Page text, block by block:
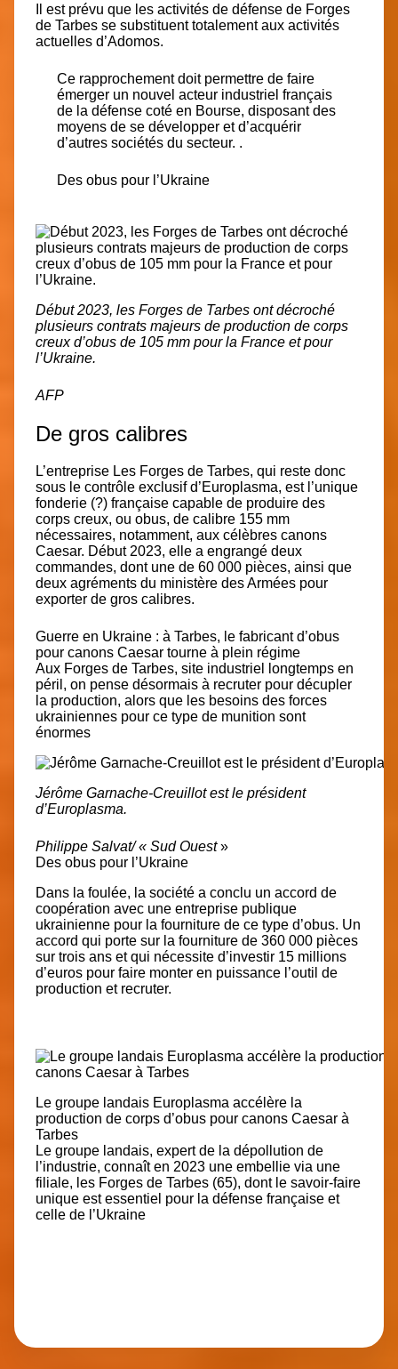
Il est prévu que les activités de défense de Forges
de Tarbes se substituent totalement aux activités
actuelles d’Adomos.
Ce rapprochement doit permettre de faire
émerger un nouvel acteur industriel français
de la défense coté en Bourse, disposant des
moyens de se développer et d’acquérir
d’autres sociétés du secteur. .
Des obus pour l’Ukraine
Début 2023, les Forges de Tarbes ont décroché
plusieurs contrats majeurs de production de corps
creux d’obus de 105 mm pour la France et pour
l’Ukraine.
AFP
De gros calibres
L’entreprise Les Forges de Tarbes, qui reste donc
sous le contrôle exclusif d’Europlasma, est l’unique
fonderie (?) française capable de produire des
corps creux, ou obus, de calibre 155 mm
nécessaires, notamment, aux célèbres canons
Caesar. Début 2023, elle a engrangé deux
commandes, dont une de 60 000 pièces, ainsi que
deux agréments du ministère des Armées pour
exporter de gros calibres.
Guerre en Ukraine : à Tarbes, le fabricant d’obus
pour canons Caesar tourne à plein régime
Aux Forges de Tarbes, site industriel longtemps en
péril, on pense désormais à recruter pour décupler
la production, alors que les besoins des forces
ukrainiennes pour ce type de munition sont
énormes
Jérôme Garnache-Creuillot est le président
d’Europlasma.
Philippe Salvat/ « Sud Ouest»
Des obus pour l’Ukraine
Dans la foulée, la société a conclu un accord de
coopération avec une entreprise publique
ukrainienne pour la fourniture de ce type d’obus. Un
accord qui porte sur la fourniture de 360 000 pièces
sur trois ans et qui nécessite d’investir 15 millions
d’euros pour faire monter en puissance l’outil de
production et recruter.
Le groupe landais Europlasma accélère la
production de corps d’obus pour canons Caesar à
Tarbes
Le groupe landais, expert de la dépollution de
l’industrie, connaît en 2023 une embellie via une
filiale, les Forges de Tarbes (65), dont le savoir-faire
unique est essentiel pour la défense française et
celle de l’Ukraine